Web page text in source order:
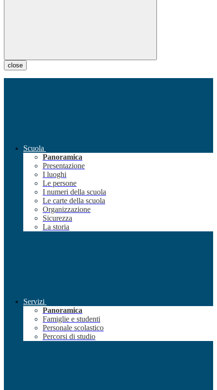
close
Scuola
Panoramica
Presentazione
I luoghi
Le persone
I numeri della scuola
Le carte della scuola
Organizzazione
Sicurezza
La storia
Servizi
Panoramica
Famiglie e studenti
Personale scolastico
Percorsi di studio